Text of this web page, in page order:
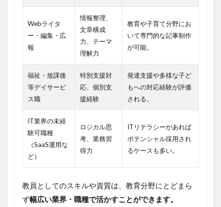
Webライタ
ー・編集・広
報
情報整理、
文章構成
力、テーマ
理解力
教育や子育て分野にお
いて専門的な記事制作
が可能。
福祉・放課後
等デイサービ
ス職
特別支援対
応、個別支
援経験
発達支援や多様な子ど
もへの対応経験が評価
される。
IT業界の未経
験可職種
（SaaS運用な
ど）
ロジカル思
考、業務習
得力
ITリテラシーがあれば
ポテンシャル採用され
るケースも多い。
教員としてのスキルや資質は、教育分野にとどまら
ず幅広い業界・職種で活かすことができます。